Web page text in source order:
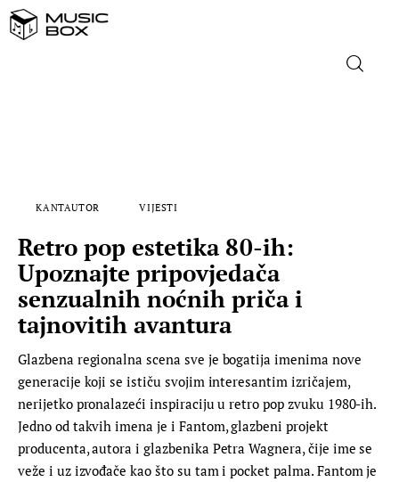
FILM
MUSIC BOX
KANTAUTOR VIJESTI
Retro pop estetika 80-ih:
Upoznajte pripovjedača
senzualnih noćnih priča i
tajnovitih avantura
Glazbena regionalna scena sve je bogatija imenima nove
generacije koji se ističu svojim interesantim izričajem,
nerijetko pronalazeći inspiraciju u retro pop zvuku 1980-ih.
Jedno od takvih imena je i Fantom, glazbeni projekt
producenta, autora i glazbenika Petra Wagnera, čije ime se
veže i uz izvođače kao što su tam i pocket palma. Fantom je